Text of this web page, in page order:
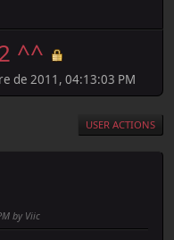
^^
de 2011, 04:13:03 PM
USER ACTIONS
by Viic